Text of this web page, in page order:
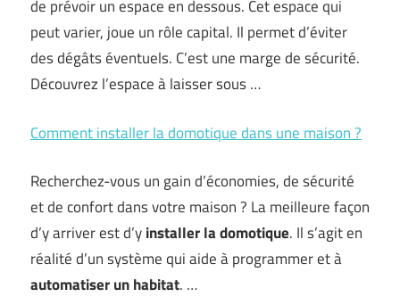
de prévoir un espace en dessous. Cet espace qui
peut varier, joue un rôle capital. Il permet d’éviter
des dégâts éventuels. C’est une marge de sécurité.
Découvrez l’espace à laisser sous …
Comment installer la domotique dans une maison ?
Recherchez-vous un gain d’économies, de sécurité
et de confort dans votre maison ? La meilleure façon
d’y arriver est d’yinstaller la domotique. Il s’agit en
réalité d’un système qui aide à programmer et à
automatiser un habitat. …